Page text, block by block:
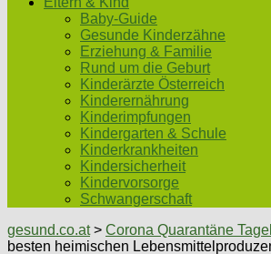
Baby-Guide
Gesunde Kinderzähne
Erziehung & Familie
Rund um die Geburt
Kinderärzte Österreich
Kinderernährung
Kinderimpfungen
Kindergarten & Schule
Kinderkrankheiten
Kindersicherheit
Kindervorsorge
Schwangerschaft
gesund.co.at> Corona Quarantäne
besten heimischen